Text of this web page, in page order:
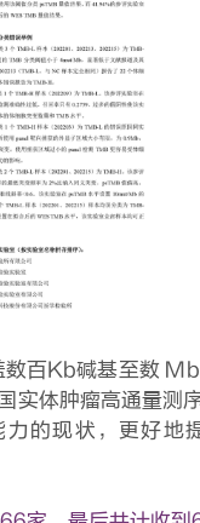
百Kb碱基至数
实体肿瘤高通量测
的现状，更好地